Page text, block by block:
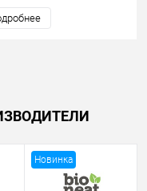
Новинка